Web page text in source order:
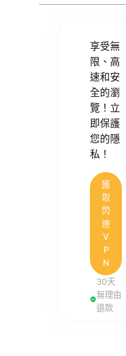
享受無
限、高
速和安
全的瀏
覽！立
即保護
您的隱
私！
獲
取
閃
連
V
P
N
30天
無理由
退款